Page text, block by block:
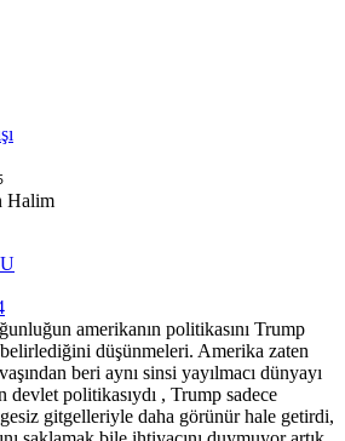
amerikanın politikasını Trump
düşünmeleri. Amerika zaten
beri aynı sinsi yayılmacı dünyayı
devlet politikasıydı , Trump sadece
gitgelleriyle daha görünür hale getirdi,